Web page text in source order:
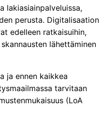
lakiasiainpalveluissa,
perusta. Digitalisaation
edelleen ratkaisuihin,
lähettäminen
ja ennen kaikkea
tarvitaan
(LoA